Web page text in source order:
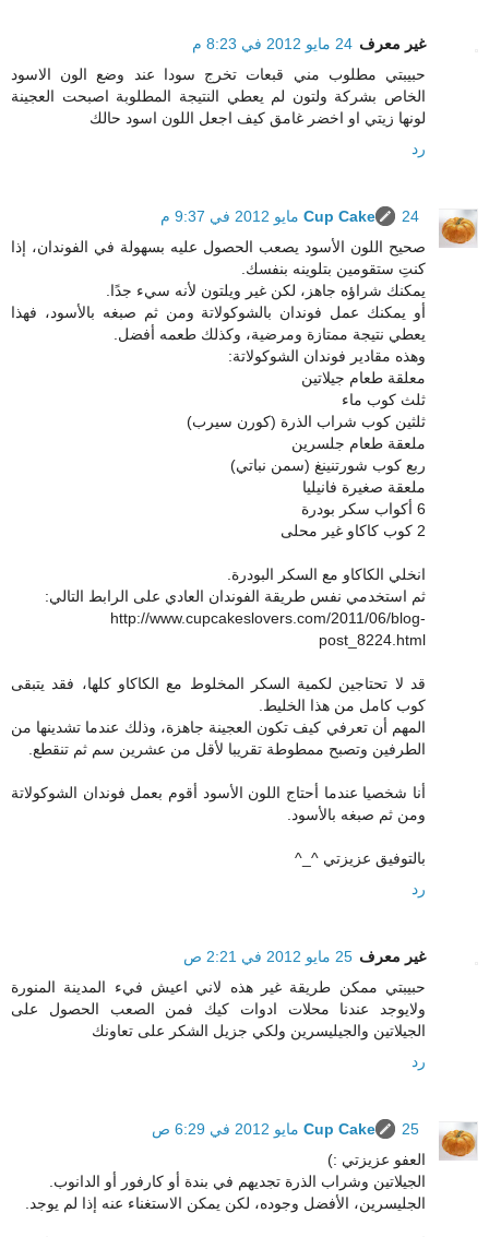
غير معرف 24 مايو 2012 في 8:23 م
حبيبتي مطلوب مني قبعات تخرج سودا عند وضع الون الاسود
الخاص بشركة ولتون لم يعطي النتيجة المطلوبة اصبحت العجينة
لونها زيتي او اخضر غامق كيف اجعل اللون اسود حالك
رد
Cup Cake
24 مايو 2012 في 9:37 م
صحيح اللون الأسود يصعب الحصول عليه بسهولة في الفوندان، إذا
كنتِ ستقومين بتلوينه بنفسك.
يمكنك شراؤه جاهز، لكن غير ويلتون لأنه سيء جدًا.
أو يمكنك عمل فوندان بالشوكولاتة ومن ثم صبغه بالأسود، فهذا
يعطي نتيجة ممتازة ومرضية، وكذلك طعمه أفضل.
وهذه مقادير فوندان الشوكولاتة:
معلقة طعام جيلاتين
ثلث كوب ماء
ثلثين كوب شراب الذرة (كورن سيرب)
ملعقة طعام جلسرين
ربع كوب شورتنينغ (سمن نباتي)
ملعقة صغيرة فانيليا
6 أكواب سكر بودرة
2 كوب كاكاو غير محلى
انخلي الكاكاو مع السكر البودرة.
ثم استخدمي نفس طريقة الفوندان العادي على الرابط التالي:
http://www.cupcakeslovers.com/2011/06/blog-
post_8224.html
قد لا تحتاجين لكمية السكر المخلوط مع الكاكاو كلها، فقد يتبقى
كوب كامل من هذا الخليط.
المهم أن تعرفي كيف تكون العجينة جاهزة، وذلك عندما تشدينها من
الطرفين وتصبح ممطوطة تقريبا لأقل من عشرين سم ثم تنقطع.
أنا شخصيا عندما أحتاج اللون الأسود أقوم بعمل فوندان الشوكولاتة
ومن ثم صبغه بالأسود.
بالتوفيق عزيزتي ^_^
رد
غير معرف 25 مايو 2012 في 2:21 ص
حبيبتي ممكن طريقة غير هذه لاني اعيش فيء المدينة المنورة
ولايوجد عندنا محلات ادوات كيك فمن الصعب الحصول على
الجيلاتين والجيليسرين ولكي جزيل الشكر على تعاونك
رد
Cup Cake
25 مايو 2012 في 6:29 ص
العفو عزيزتي :)
الجيلاتين وشراب الذرة تجديهم في بندة أو كارفور أو الدانوب.
الجليسرين، الأفضل وجوده، لكن يمكن الاستغناء عنه إذا لم يوجد.